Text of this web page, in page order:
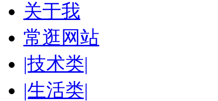
关于我
常逛网站
|技术类|
|生活类|